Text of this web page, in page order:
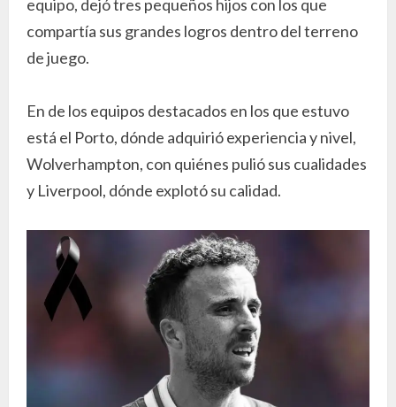
equipo, dejó tres pequeños hijos con los que
compartía sus grandes logros dentro del terreno
de juego.
En de los equipos destacados en los que estuvo
está el Porto, dónde adquirió experiencia y nivel,
Wolverhampton, con quiénes pulió sus cualidades
y Liverpool, dónde explotó su calidad.